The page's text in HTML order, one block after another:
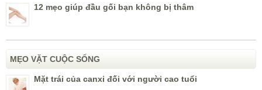
12 mẹo giúp đầu gối bạn không bị thâm
MẸO VẶT CUỘC SỐNG
Mặt trái của canxi đối với người cao tuổi